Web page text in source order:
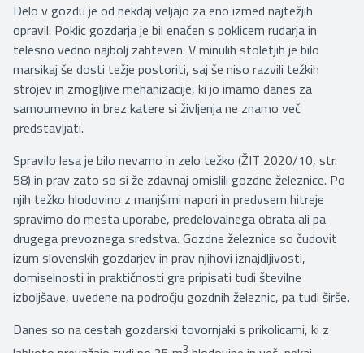
Delo v gozdu je od nekdaj veljajo za eno izmed najtežjih
opravil. Poklic gozdarja je bil enačen s poklicem rudarja in
telesno vedno najbolj zahteven. V minulih stoletjih je bilo
marsikaj še dosti težje postoriti, saj še niso razvili težkih
strojev in zmogljive mehanizacije, ki jo imamo danes za
samoumevno in brez katere si življenja ne znamo več
predstavljati.
Spravilo lesa je bilo nevarno in zelo težko (ŽIT 2020/10, str.
58) in prav zato so si že zdavnaj omislili gozdne železnice. Po
njih težko hlodovino z manjšimi napori in predvsem hitreje
spravimo do mesta uporabe, predelovalnega obrata ali pa
drugega prevoznega sredstva. Gozdne železnice so čudovit
izum slovenskih gozdarjev in prav njihovi iznajdljivosti,
domiselnosti in praktičnosti gre pripisati tudi številne
izboljšave, uvedene na področju gozdnih železnic, pa tudi širše.
Danes so na cestah gozdarski tovornjaki s prikolicami, ki z
3